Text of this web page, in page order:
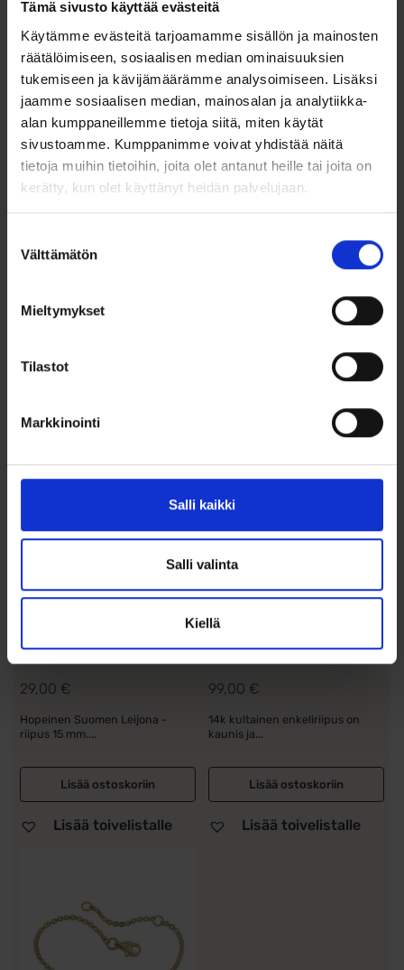
Tämä sivusto käyttää evästeitä
Käytämme evästeitä tarjoamamme sisällön ja mainosten
räätälöimiseen, sosiaalisen median ominaisuuksien
tukemiseen ja kävijämäärämme analysoimiseen. Lisäksi
jaamme sosiaalisen median, mainosalan ja analytiikka-
alan kumppaneillemme tietoja siitä, miten käytät
sivustoamme. Kumppanimme voivat yhdistää näitä
tietoja muihin tietoihin, joita olet antanut heille tai joita on
kerätty, kun olet käyttänyt heidän palvelujaan.
valinta
Välttämätön
Mieltymykset
Tilastot
Markkinointi
Salli kaikki
Salli valinta
Kiellä
Kasteriipus
Lumoava Onnekas,
hopeaa
563620400
89,00€
Kasteriipus
Lumoava Hali
hopeaa
566630400
ensilahjakaulakoru 925 hopeaa.
Lisää toivelistalle
29,00 €
Hopeinen Suomen Leijona -
riipus 15 mm....
Lisää ostoskoriin
Lisää toivelistalle
kultaa
99,00 €
14k kultainen enkeliriipus on
kaunis ja...
Lisää ostoskoriin
Lisää toivelistalle